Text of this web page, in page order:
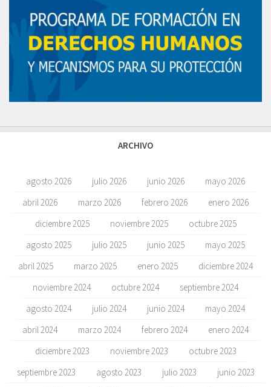
ARCHIVO
agosto 2026 julio 2026 junio 2026
mayo 2026
abril 2026
marzo 2026 febrero 2026
enero 2026
diciembre 2025
noviembre 2025
octubre 2025
agosto 2025
julio 2025 junio 2025
mayo 2025
abril 2025
marzo 2025 enero 2025
diciembre 2024
noviembre 2024
octubre 2024
septiembre 2024
agosto 2024
julio 2024 junio 2024
mayo 2024
abril 2024
marzo 2024 febrero 2024
enero 2024
diciembre 2023
noviembre 2023
octubre 2023
septiembre 2023
agosto 2023 julio 2023
junio 2023